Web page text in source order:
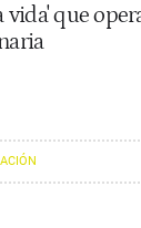
que